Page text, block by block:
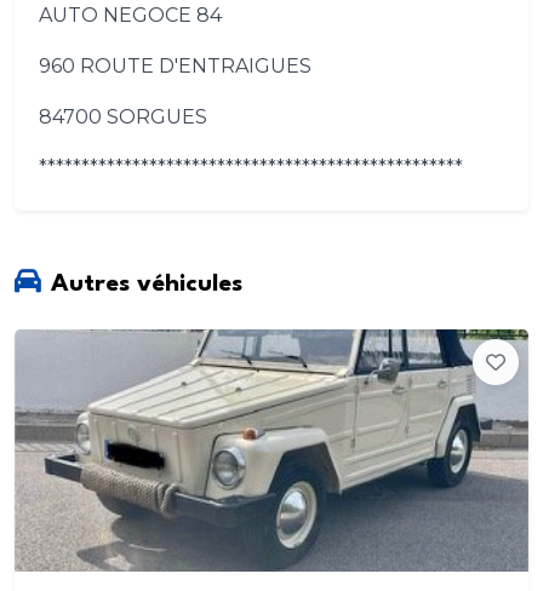
AUTO NEGOCE 84
960 ROUTE D'ENTRAIGUES
84700 SORGUES
**************************************************
Autres véhicules